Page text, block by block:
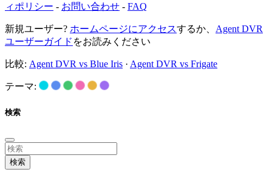
ィポリシー - お問い合わせ - FAQ
新規ユーザー? ホームページにアクセスするか、 Agent DVR
ユーザーガイド をお読みください
比較: Agent DVR vs Blue Iris · Agent DVR vs Frigate
テーマ:
検索
検索